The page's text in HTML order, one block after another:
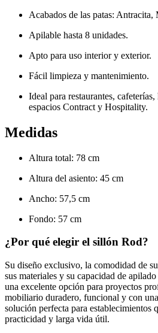
Acabados de las patas:
Apilable hasta 8 unidades.
Apto para uso interior y exterior.
Fácil limpieza y mantenimiento.
Ideal para restaurantes, cafeterías,
espacios Contract y Hospitality.
Medidas
Altura total: 78 cm
Altura del asiento: 45 cm
Ancho: 57,5 cm
Fondo: 57 cm
¿Por qué elegir el sillón Rod?
Su diseño exclusivo, la comodidad de
sus materiales y su capacidad de
una excelente opción para proyectos
mobiliario duradero, funcional y con
solución perfecta para establecimientos
practicidad y larga vida útil.